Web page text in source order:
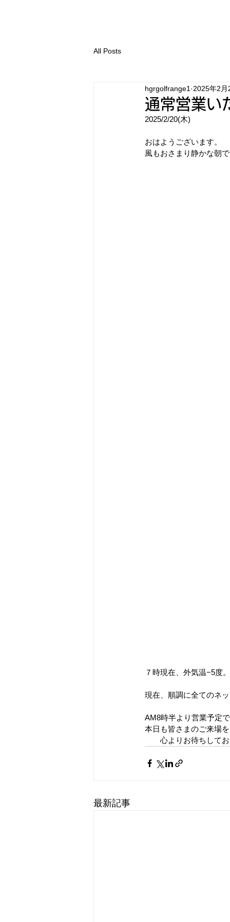
All Posts
通常営業い
hgrgolfrange1 2025年2月
2025/2/20(木)
おはようございます。
風もおさまり静かな朝で
７時現在、外気温−5度
現在、順調に全てのネ
AM8時半より営業予定で
本日も皆さまのご来場を
心よりお待ちしてお
最新記事